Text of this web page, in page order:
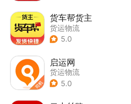
货车帮货主
货运物流
5.0
启运网
货运物流
5.0